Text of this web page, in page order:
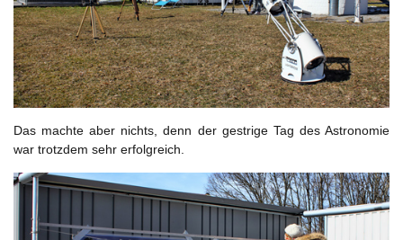
Das machte aber nichts, denn der gestrige Tag des Astronomie
war trotzdem sehr erfolgreich.